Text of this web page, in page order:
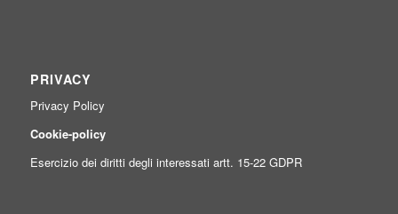
PRIVACY
Privacy Policy
Cookie-policy
Esercizio dei diritti degli interessati artt. 15-22 GDPR